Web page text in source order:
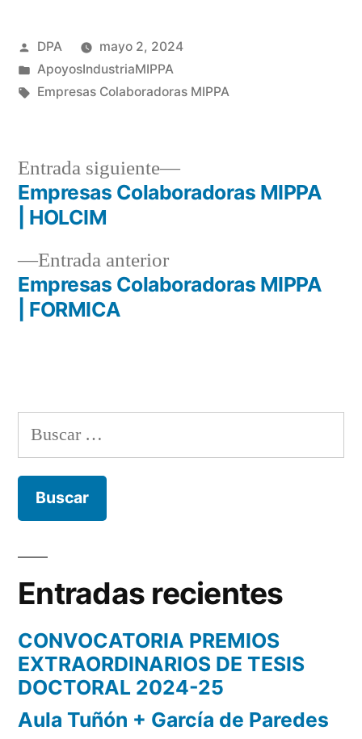
Publicado
por
DPA
mayo 2, 2024
Publicado
en
ApoyosIndustriaMIPPA
Etiquetas:
Empresas Colaboradoras MIPPA
Navegación
entradas
Entrada anteriorEntrada
anterior:
Empresas Colaboradoras MIPPA
| FORMICA
Entrada siguiente
Entrada
siguiente:
Empresas Colaboradoras MIPPA
| HOLCIM
Buscar:
Entradas recientes
CONVOCATORIA PREMIOS
EXTRAORDINARIOS DE TESIS
DOCTORAL 2024-25
Aula Tuñón + García de Paredes